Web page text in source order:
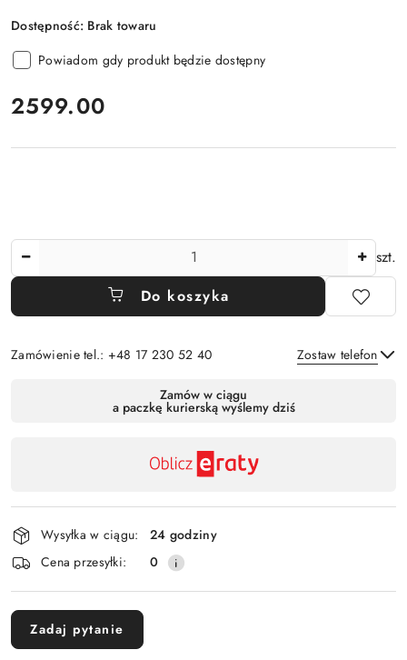
Dostępność: Brak towaru
Powiadom gdy produkt będzie dostępny
cena:
2599.00
szt.
Do koszyka
Zamówienie tel.: +48 17 230 52 40 Zostaw telefon
Zamów w ciągu
a paczkę kurierską wyślemy dziś
Wysyłka w ciągu:
24 godziny
Cena przesyłki:
0
Zadaj pytanie